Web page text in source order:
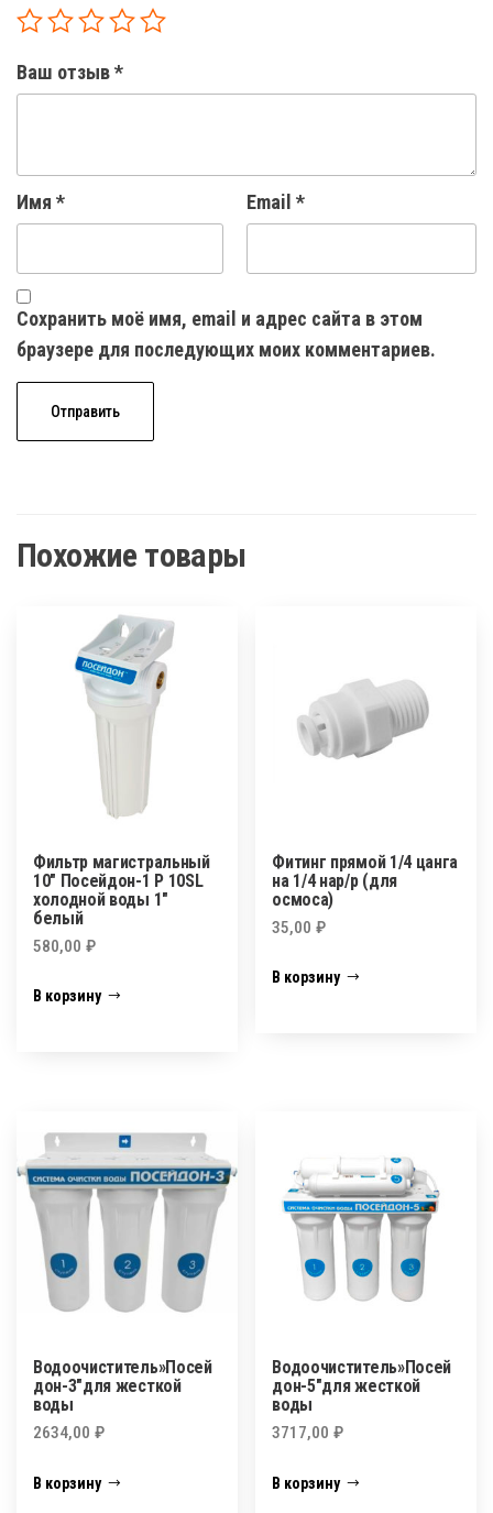
Ваш отзыв*
Имя * Email *
Сохранить моё имя, email и адрес сайта в этом
браузере для последующих моих комментариев.
Похожие товары
Фильтр магистральный
10″ Посейдон-1 Р 10SL
холодной воды 1″
белый
580,00 ₽
В корзину
Фитинг прямой 1/4 цанга
на 1/4 нар/р (для
осмоса)
35,00₽
В корзину
Водоочиститель»Посей
дон-3″для жесткой
воды
2634,00 ₽
В корзину
Водоочиститель»Посей
дон-5″для жесткой
воды
3717,00₽
В корзину